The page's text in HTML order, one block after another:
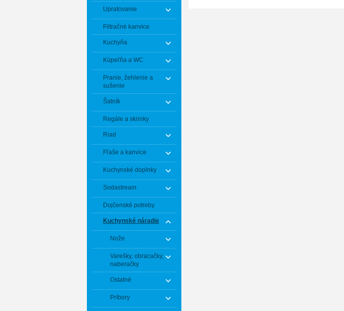
Upratovanie
Filtračné kanvice
Kuchyňa
Kúpeľňa a WC
Pranie, žehlenie a
sušenie
Šatník
Regále a skrinky
Riad
Fľaše a kanvice
Kuchynské doplnky
Sodastream
Dojčenské potreby
Kuchynské náradie
Nože
Varešky, obracačky,
naberačky
Ostatné
Príbory